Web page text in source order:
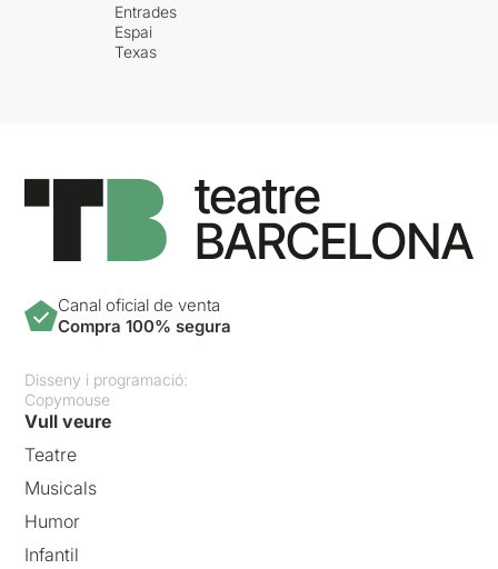
ser escrit el 1939, però fins
el 1940 no va ser publicat a
la revista “Catalunya” a
Buenos Aires.
Antoni Rovira i Virgili
Entrades
Espai
Texas
Canal oficial de venta
Compra 100% segura
Disseny i programació:
Copymouse
Vull veure
Teatre
Musicals
Humor
Infantil